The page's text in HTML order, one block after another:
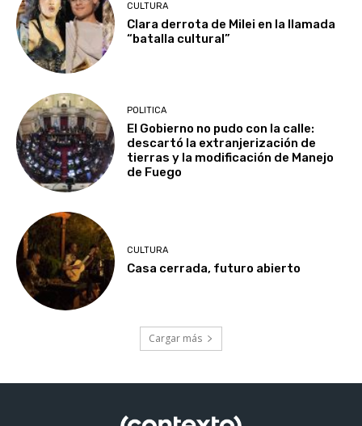
CULTURA
Clara derrota de Milei en la llamada
“batalla cultural”
POLITICA
El Gobierno no pudo con la calle:
descartó la extranjerización de
tierras y la modificación de Manejo
de Fuego
CULTURA
Casa cerrada, futuro abierto
Cargar más